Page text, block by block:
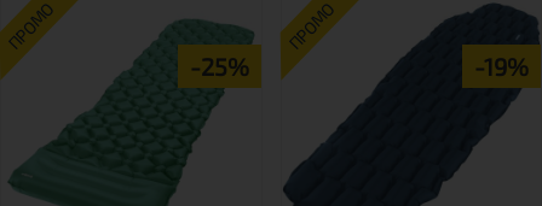
ПРОМО
-25%
ПРОМО
-19%